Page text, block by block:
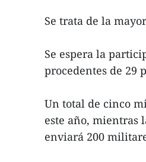
Se trata de la
Se espera la
procedentes de 29
Un total de cinco
este año, mientras
enviará 200